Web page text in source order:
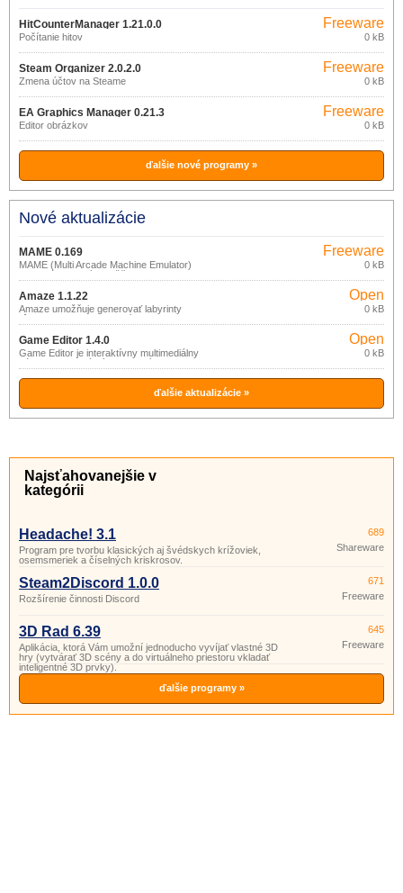
HitCounterManager 1.21.0.0
Počítanie hitov
Freeware
0 kB
Steam Organizer 2.0.2.0
Zmena účtov na Steame
Freeware
0 kB
EA Graphics Manager 0.21.3
Editor obrázkov
Freeware
0 kB
ďalšie nové programy »
Nové aktualizácie
MAME 0.169
MAME (Multi Arcade Machine Emulator)
je emulátor, ktorý umožňuje hrať
klasické, pôvodné video arcade hry na
vašom novom PC.
Freeware
0 kB
Amaze 1.1.22
Amaze umožňuje generovať labyrinty
rôznych tvarov a veľkostí.
Open
source
(gpl)
0 kB
Game Editor 1.4.0
Game Editor je interaktívny multimediálny
nástroj pre ľahký vývoj vlastných 2D hier
pre PC a rôzne mobilné zariadenia na
rôznych platformách (PDA, iPhone, iPad,
Open
source
(gpl)
0 kB
ďalšie aktualizácie »
Najsťahovanejšie v
kategórii
Headache! 3.1
Program pre tvorbu klasických aj švédskych krížoviek,
osemsmeriek a číselných kriskrosov.
689
Shareware
Steam2Discord 1.0.0
Rozšírenie činnosti Discord
671
Freeware
3D Rad 6.39
Aplikácia, ktorá Vám umožní jednoducho vyvíjať vlastné 3D
hry (vytvárať 3D scény a do virtuálneho priestoru vkladať
inteligentné 3D prvky).
645
Freeware
ďalšie programy »